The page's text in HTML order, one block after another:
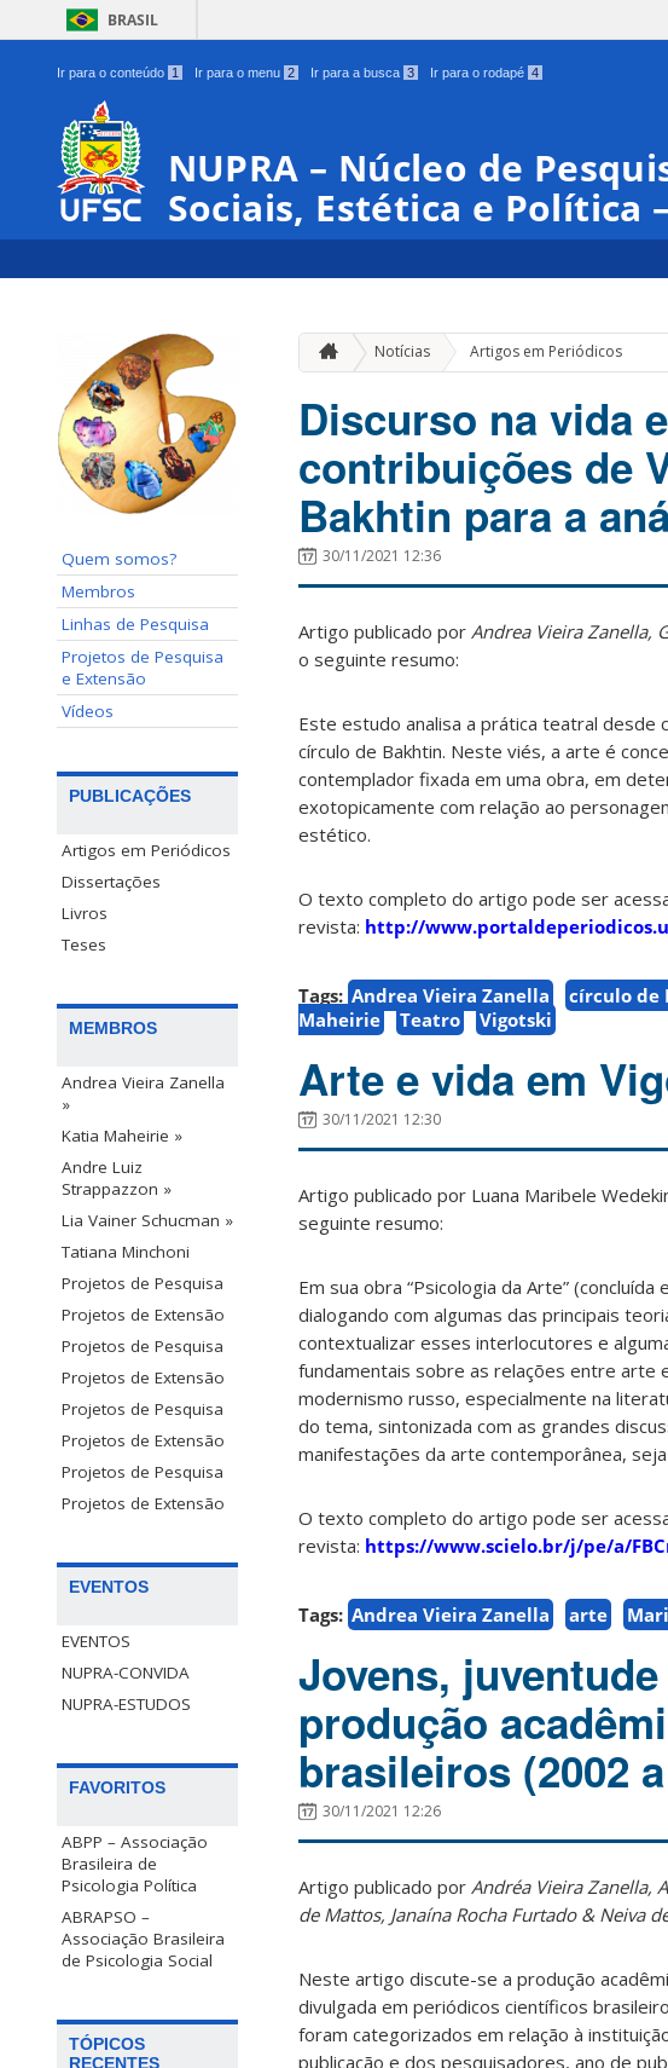
BRASIL
Ir para o conteúdo 1 Ir para o menu 2 Ir para a busca 3 Ir para o rodapé 4
NUPRA – Núcleo de
Sociais, Estética e Política –
Quem somos?
Membros
Linhas de Pesquisa
Projetos de Pesquisa
e Extensão
Vídeos
PUBLICAÇÕES
Artigos em Periódicos
Dissertações
Livros
Teses
MEMBROS
Andrea Vieira Zanella
»
Katia Maheirie »
Andre Luiz
Strappazzon »
Lia Vainer Schucman »
Tatiana Minchoni
Projetos de Pesquisa
Projetos de Extensão
Projetos de Pesquisa
Projetos de Extensão
Projetos de Pesquisa
Projetos de Extensão
Projetos de Pesquisa
Projetos de Extensão
EVENTOS
EVENTOS
NUPRA-CONVIDA
NUPRA-ESTUDOS
FAVORITOS
ABPP – Associação
Brasileira de
Psicologia Política
ABRAPSO –
Associação Brasileira
de Psicologia Social
TÓPICOS
RECENTES
Notícias Artigos em Periódicos
Discurso na vida
contribuições de
Bakhtin para a
30/11/2021 12:36
Artigo publicado por Andrea Vieira Zanella,
o seguinte resumo:
Este estudo analisa a prática teatral
círculo de Bakhtin. Neste viés, a arte é
contemplador fixada em uma obra, em
exotopicamente com relação ao
estético.
O texto completo do artigo pode ser
revista: http://
Tags: Andrea Vieira Zanella círculo de
Maheirie
Teatro Vigotski
Arte e vida em
30/11/2021 12:30
Artigo publicado por Luana Maribele
seguinte resumo:
Em sua obra “Psicologia da Arte”
dialogando com algumas das principais
contextualizar esses interlocutores e
fundamentais sobre as relações entre
modernismo russo, especialmente na
do tema, sintonizada com as grandes
manifestações da arte contemporânea,
O texto completo do artigo pode ser
revista: https://www.scielo.br/j/pe/a/
Tags: Andrea Vieira Zanella arte
Jovens,
produção
brasileiros (2002
30/11/2021 12:26
Artigo publicado por Andréa Vieira Zanella,
de Mattos, Janaína Rocha Furtado & Neiva
Neste artigo discute-se a produção
divulgada em periódicos científicos
foram categorizados em relação à
publicação e dos pesquisadores, ano de